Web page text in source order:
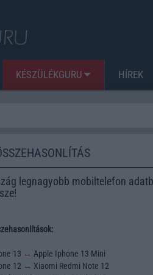
KÉSZÜLÉKGURU HÍREK
legnagyobb mobiltelefon
13 ↔ Apple Iphone 13 Mini
12 ↔ Xiaomi Redmi Note 12